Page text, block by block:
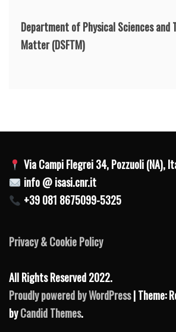
Department of Physical Sciences and
Matter(DSFTM)
Via Campi Flegrei 34, Pozzuoli (NA),
info @ isasi.cnr.it
+39 081 8675099-5325
Privacy & Cookie Policy
All Rights Reserved 2022.
Proudly powered by WordPress| Theme:
byCandid Themes.